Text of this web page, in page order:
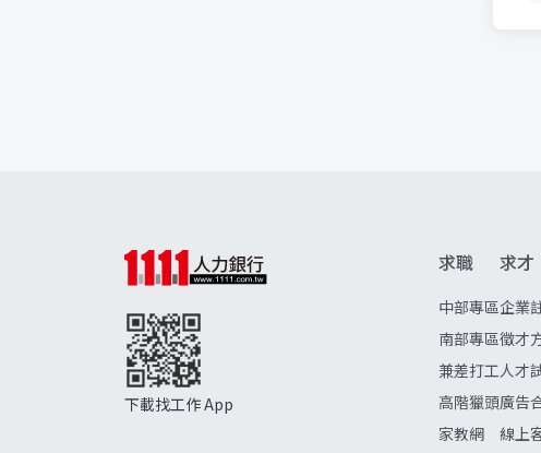
下載找工作 App
求職
中部專區
南部專區
兼差打工
高階獵頭
家教網
求才
企業
徵才
人才
廣告
線上